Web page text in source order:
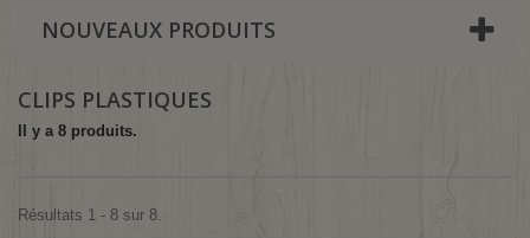
NOUVEAUX PRODUITS
CLIPS PLASTIQUES
Il y a 8 produits.
Résultats 1 - 8 sur 8.